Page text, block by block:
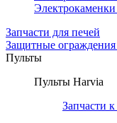
Запчасти для печей
Защитные
Пульты
Пульты Harvia
Запчасти